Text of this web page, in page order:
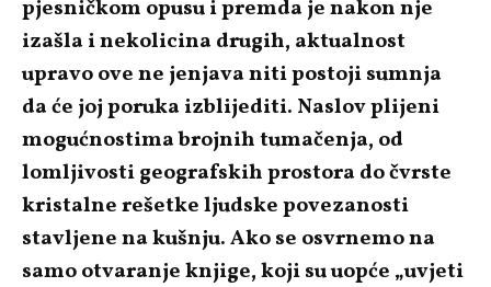
pjesničkom opusu i premda je nakon nje
izašla i nekolicina drugih, aktualnost
upravo ove ne jenjava niti postoji sumnja
da će joj poruka izblijediti. Naslov plijeni
mogućnostima brojnih tumačenja, od
lomljivosti geografskih prostora do čvrste
kristalne rešetke ljudske povezanosti
stavljene na kušnju. Ako se osvrnemo na
samo otvaranje knjige, koji su uopće „uvjeti